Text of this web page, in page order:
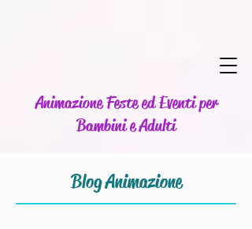
Animazione Feste ed Eventi per
Bambini e Adulti
Blog Animazione